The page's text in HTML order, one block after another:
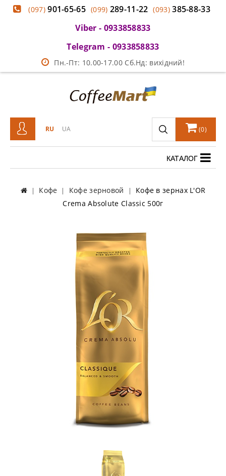
(097)901-65-65 (099) 289-11-22 (093)385-88-33
Viber - 0933858833
Telegram - 0933858833
Пн.-Пт: 10.00-17.00 Сб.Нд: вихідний!
RU UA (0)
КАТАЛОГ
Кофе Кофе зерновой
Кофе в зернах L'OR
Crema Absolute Classic 500г